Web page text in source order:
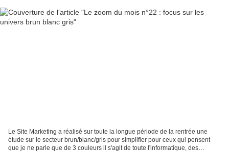
Le Site Marketing a réalisé sur toute la longue période de la rentrée une
étude sur le secteur brun/blanc/gris pour simplifier pour ceux qui pensent
que je ne parle que de 3 couleurs il s'agit de toute l'informatique, des